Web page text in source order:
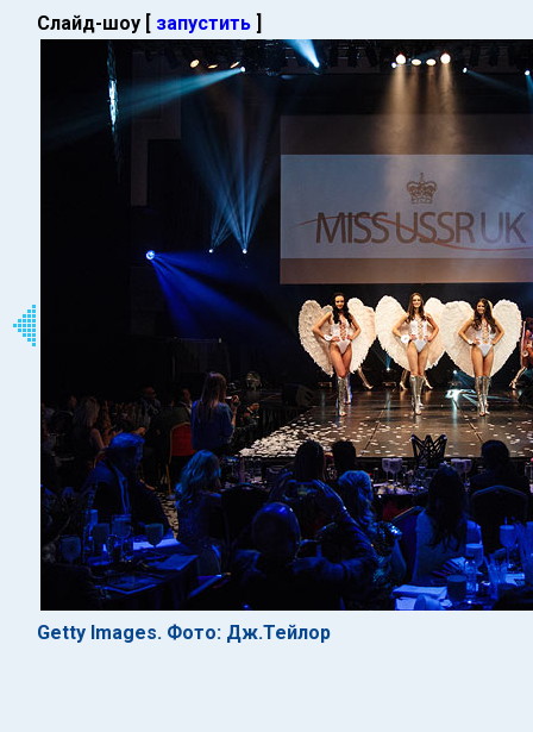
Слайд-шоу [ запустить ]
Getty Images. Фото: Дж.Тейлор